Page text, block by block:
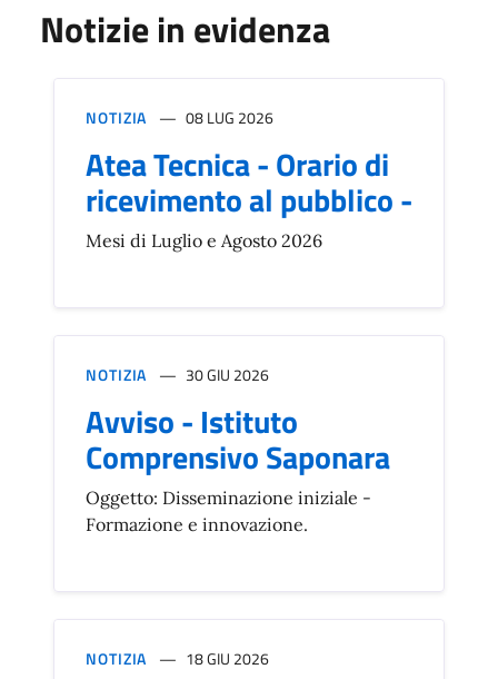
Notizie in evidenza
NOTIZIA 08 LUG 2026
Atea Tecnica - Orario di
ricevimento al pubblico -
Mesi di Luglio e Agosto 2026
NOTIZIA 30 GIU 2026
Avviso - Istituto
Comprensivo Saponara
Oggetto: Disseminazione iniziale -
Formazione e innovazione.
NOTIZIA 18 GIU 2026